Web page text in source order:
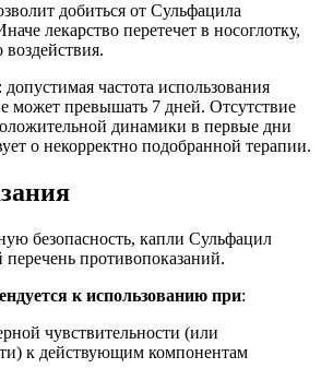
добиться от Сульфацила
лекарство перетечет в носоглотку,
воздействия.
: допустимая частота использования
может превышать 7 дней. Отсутствие
динамики в первые дни
о некорректно подобранной терапии.
безопасность, капли Сульфацил
противопоказаний.
к использованию при:
чувствительности (или
к действующим компонентам